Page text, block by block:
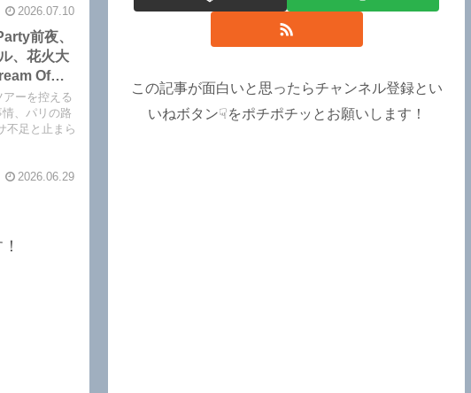
2026.07.10
前夜、
、花火大
Of
ーを控える
、パリの路
不足と止まら
2026.06.29
この記事が面白いと思ったらチャンネル登録とい
いねボタン☟をポチポチッとお願いします！